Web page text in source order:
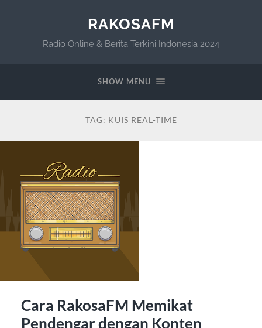
RAKOSAFM
Radio Online & Berita Terkini Indonesia 2024
SHOW MENU
TAG: KUIS REAL-TIME
Cara RakosaFM Memikat
Pendengar dengan Konten